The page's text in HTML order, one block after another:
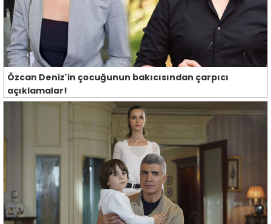
Özcan Deniz'in çocuğunun bakıcısından çarpıcı
açıklamalar!